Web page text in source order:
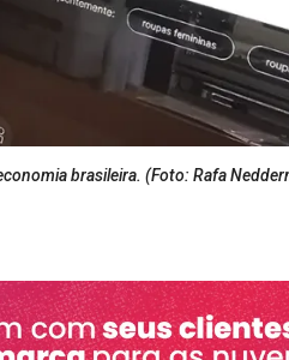
brasileira. (Foto: Rafa